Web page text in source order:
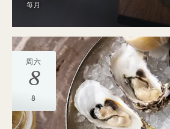
每月
周六
8
8